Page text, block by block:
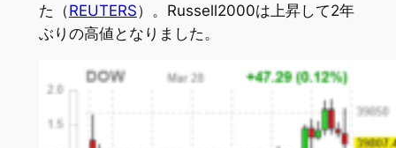
た（REUTERS）。Russell2000は上昇して2年
ぶりの高値となりました。